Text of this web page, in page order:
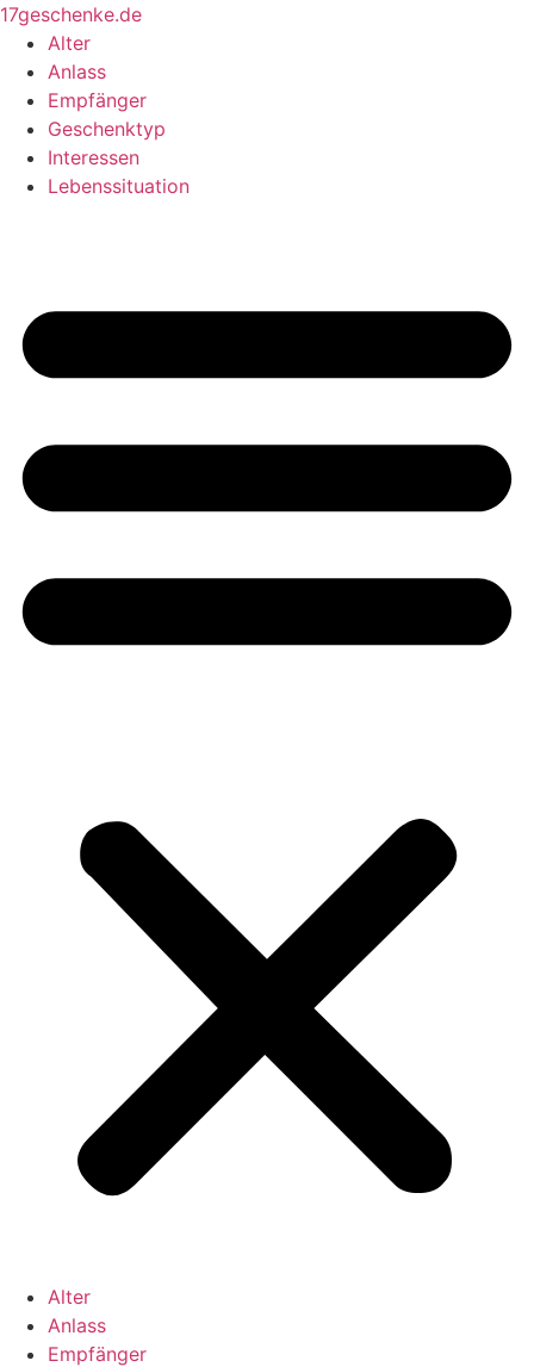
Zum
Inhalt
springen
17geschenke.de
Alter
Anlass
Empfänger
Geschenktyp
Interessen
Lebenssituation
Alter
Anlass
Empfänger